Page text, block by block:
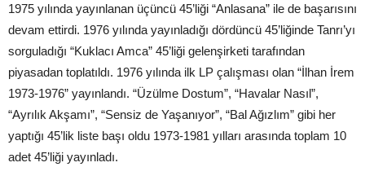
1975 yılında yayınlanan üçüncü 45’liği “Anlasana” ile de başarısını
devam ettirdi. 1976 yılında yayınladığı dördüncü 45’liğinde Tanrı’yı
sorguladığı “Kuklacı Amca” 45’liği gelenşirketi tarafından
piyasadan toplatıldı. 1976 yılında ilk LP çalışması olan “İlhan İrem
1973-1976” yayınlandı. “Üzülme Dostum”, “Havalar Nasıl”,
“Ayrılık Akşamı”, “Sensiz de Yaşanıyor”, “Bal Ağızlım” gibi her
yaptığı 45’lik liste başı oldu 1973-1981 yılları arasında toplam 10
adet 45’liği yayınladı.